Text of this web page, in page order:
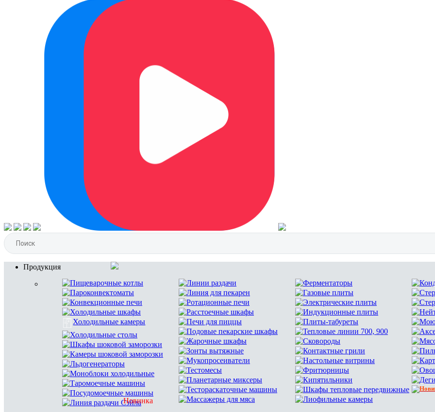
Продукция
Пищеварочные котлы
Пароконвектоматы
Конвекционные печи
Холодильные шкафы
Холодильные камеры
Холодильные столы
Шкафы шоковой заморозки
Камеры шоковой заморозки
Льдогенераторы
Моноблоки холодильные
Таромоечные машины
Посудомоечные машины
Линия раздачи Сэйла
Новинка
Линии раздачи
Линия для пекарен
Ротационные печи
Расстоечные шкафы
Печи для пиццы
Подовые пекарские шкафы
Жарочные шкафы
Зонты вытяжные
Мукопросеиватели
Тестомесы
Планетарные миксеры
Тестораскаточные машины
Массажеры для мяса
Ферментаторы
Газовые плиты
Электрические плиты
Индукционные плиты
Плиты-табуреты
Тепловые линии 700, 900
Сковороды
Контактные грили
Настольные витрины
Фритюрницы
Кипятильники
Шкафы тепловые передвижные
Лиофильные камеры